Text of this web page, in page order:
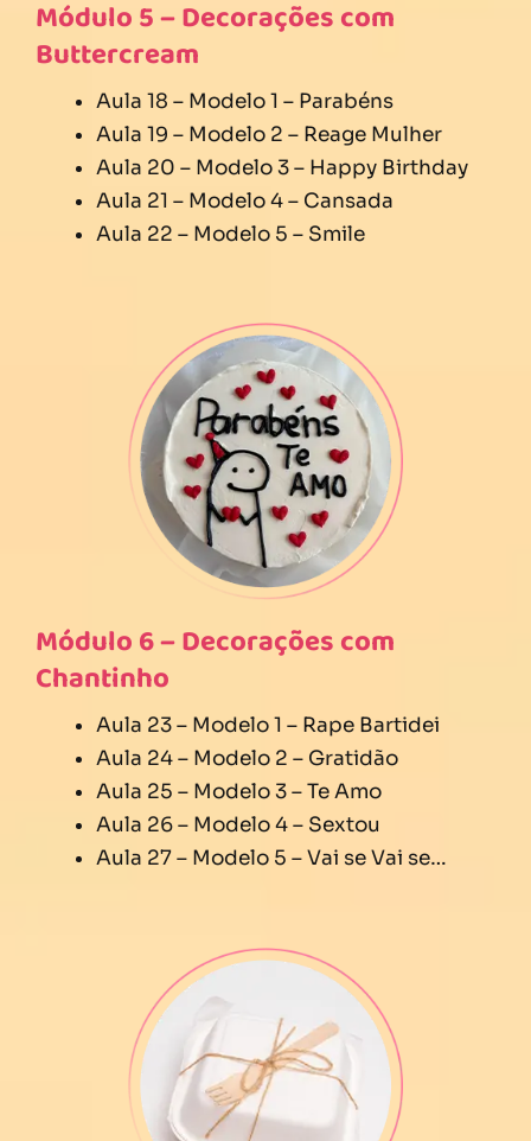
Módulo 5 – Decorações com
Buttercream
Aula 18 – Modelo 1 – Parabéns
Aula 19 – Modelo 2 – Reage Mulher
Aula 20 – Modelo 3 – Happy Birthday
Aula 21 – Modelo 4 – Cansada
Aula 22 – Modelo 5 – Smile
Módulo 6 – Decorações com
Chantinho
Aula 23 – Modelo 1 – Rape Bartidei
Aula 24 – Modelo 2 – Gratidão
Aula 25 – Modelo 3 – Te Amo
Aula 26 – Modelo 4 – Sextou
Aula 27 – Modelo 5 – Vai se Vai se…